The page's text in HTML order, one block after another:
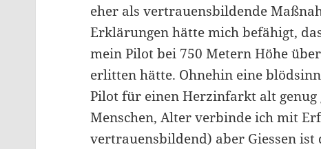
eher als vertrauensbildende
Erklärungen hätte mich befähigt,
mein Pilot bei 750 Metern Höhe
erlitten hätte. Ohnehin eine
Pilot für einen Herzinfarkt alt genug
Menschen, Alter verbinde ich mit
vertrauensbildend) aber Giessen